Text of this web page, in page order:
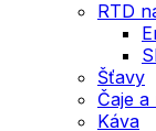
RTD
Šťavy
Čaje
Káva